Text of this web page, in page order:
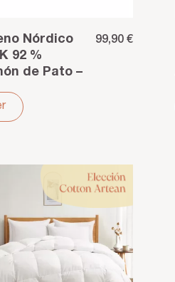
Nórdico
92 %
de Pato –
natural
mejor
99,90 €